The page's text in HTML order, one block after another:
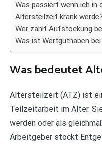
Was passiert wenn ich in
Altersteilzeit krank werde?
Wer zahlt Aufstockung
Was ist Wertguthaben
Was bedeutet
Altersteilzeit (ATZ) ist
Teilzeitarbeit im Alter.
werden oder als
Arbeitgeber stockt